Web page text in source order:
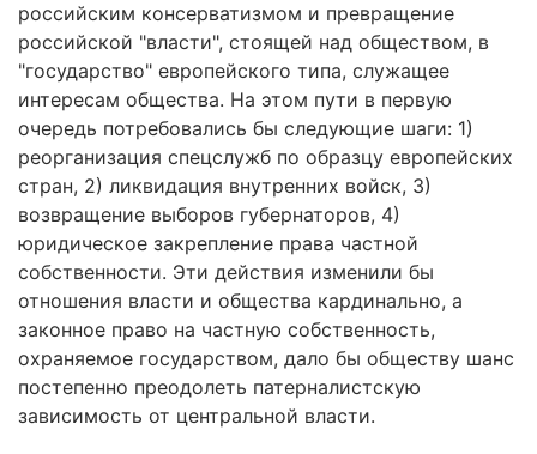
российским консерватизмом и превращение
российской "власти", стоящей над обществом, в
"государство" европейского типа, служащее
интересам общества. На этом пути в первую
очередь потребовались бы следующие шаги: 1)
реорганизация спецслужб по образцу европейских
стран, 2) ликвидация внутренних войск, 3)
возвращение выборов губернаторов, 4)
юридическое закрепление права частной
собственности. Эти действия изменили бы
отношения власти и общества кардинально, а
законное право на частную собственность,
охраняемое государством, дало бы обществу шанс
постепенно преодолеть патерналистскую
зависимость от центральной власти.